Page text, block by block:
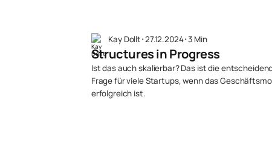
Kay Dollt･27.12.2024･3 Min
Structures in Progress
Ist das auch skalierbar? Das ist die
Frage für viele Startups, wenn das
erfolgreich ist.